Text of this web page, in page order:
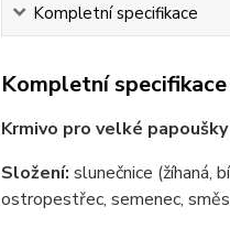
Kompletní specifikace
Kompletní specifikace
Krmivo pro velké
Složení: slunečnice (žíhaná,
ostropestřec, semenec,